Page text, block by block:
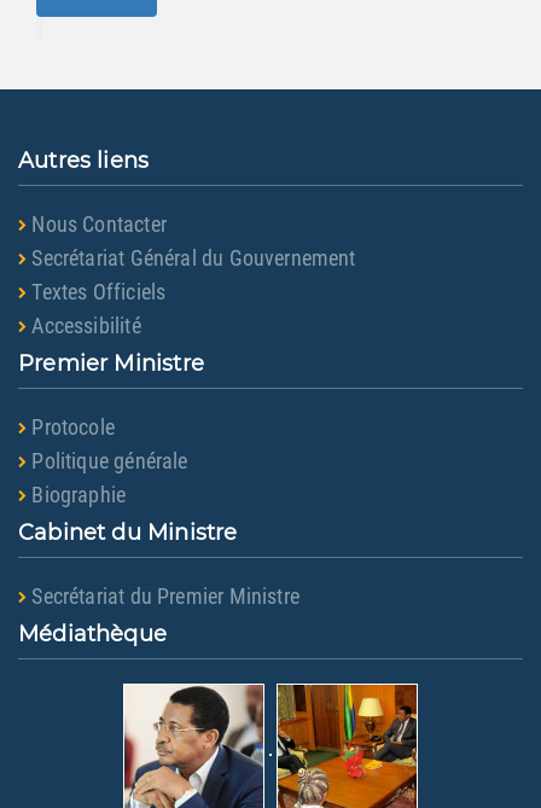
Autres liens
Nous Contacter
Secrétariat Général du Gouvernement
Textes Officiels
Accessibilité
Premier Ministre
Protocole
Politique générale
Biographie
Cabinet du Ministre
Secrétariat du Premier Ministre
Médiathèque